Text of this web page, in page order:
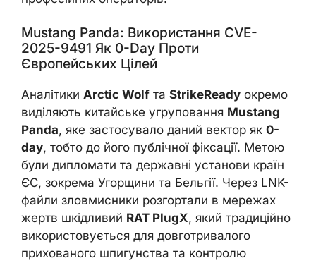
Mustang Panda: Використання CVE-
2025-9491 Як 0-Day Проти
Європейських Цілей
Аналітики Arctic Wolf та StrikeReady окремо
виділяють китайське угруповання Mustang
Panda, яке застосувало даний вектор як 0-
day, тобто до його публічної фіксації. Метою
були дипломати та державні установи країн
ЄС, зокрема Угорщини та Бельгії. Через LNK-
файли зловмисники розгортали в мережах
жертв шкідливий RAT PlugX, який традиційно
використовується для довготривалого
прихованого шпигунства та контролю